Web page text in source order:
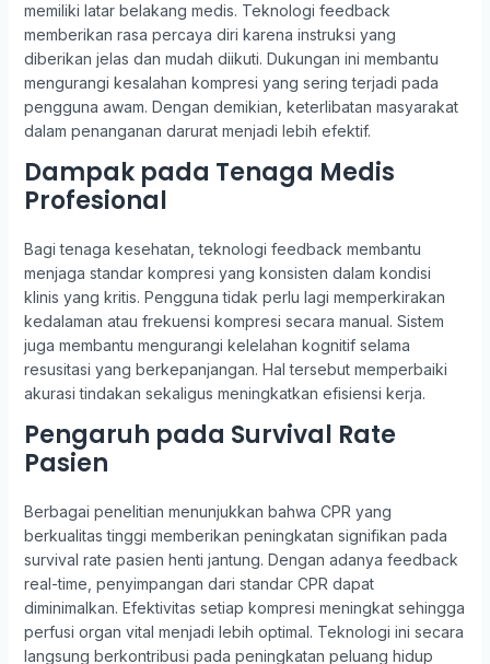
memiliki latar belakang medis. Teknologi feedback
memberikan rasa percaya diri karena instruksi yang
diberikan jelas dan mudah diikuti. Dukungan ini membantu
mengurangi kesalahan kompresi yang sering terjadi pada
pengguna awam. Dengan demikian, keterlibatan masyarakat
dalam penanganan darurat menjadi lebih efektif.
Dampak pada Tenaga Medis
Profesional
Bagi tenaga kesehatan, teknologi feedback membantu
menjaga standar kompresi yang konsisten dalam kondisi
klinis yang kritis. Pengguna tidak perlu lagi memperkirakan
kedalaman atau frekuensi kompresi secara manual. Sistem
juga membantu mengurangi kelelahan kognitif selama
resusitasi yang berkepanjangan. Hal tersebut memperbaiki
akurasi tindakan sekaligus meningkatkan efisiensi kerja.
Pengaruh pada Survival Rate
Pasien
Berbagai penelitian menunjukkan bahwa CPR yang
berkualitas tinggi memberikan peningkatan signifikan pada
survival rate pasien henti jantung. Dengan adanya feedback
real-time, penyimpangan dari standar CPR dapat
diminimalkan. Efektivitas setiap kompresi meningkat sehingga
perfusi organ vital menjadi lebih optimal. Teknologi ini secara
langsung berkontribusi pada peningkatan peluang hidup